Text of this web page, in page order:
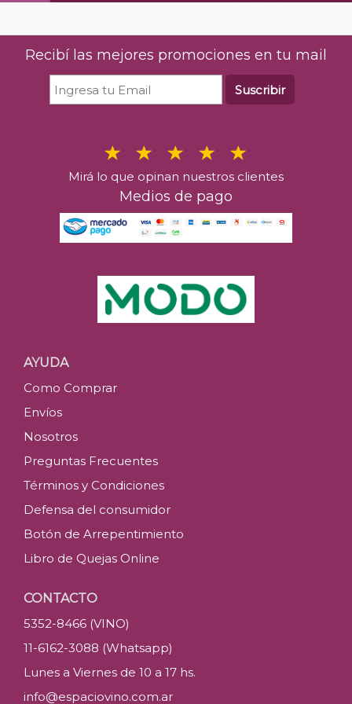
$1.863 %30 OFF
En stock
Comprar
Recibí las mejores promociones en tu mail
Suscribir
Mirá lo que opinan nuestros clientes
Medios de pago
AYUDA
Como Comprar
Envíos
Nosotros
Preguntas Frecuentes
Términos y Condiciones
Defensa del consumidor
Botón de Arrepentimiento
Libro de Quejas Online
CONTACTO
5352-8466 (VINO)
11-6162-3088 (Whatsapp)
Lunes a Viernes de 10 a 17 hs.
info@espaciovino.com.ar